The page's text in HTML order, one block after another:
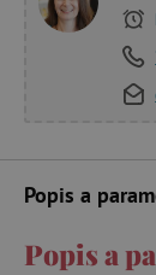
Popis a
Popis a